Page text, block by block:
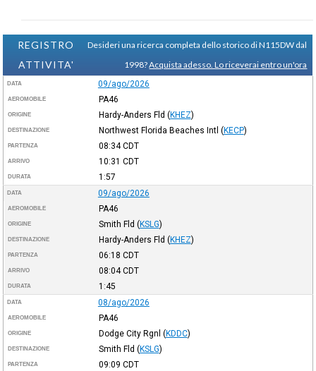
REGISTRO
ATTIVITA'
Desideri una ricerca completa dello storico di N115DW dal
1998?Acquista adesso. Lo riceverai entro un'ora
DATA 09/ago/2026
AEROMOBILE PA46
ORIGINE Hardy-Anders Fld (KHEZ)
DESTINAZIONE Northwest Florida Beaches Intl (KECP)
PARTENZA 08:34CDT
ARRIVO 10:31 CDT
DURATA 1:57
DATA 09/ago/2026
AEROMOBILE PA46
ORIGINE Smith Fld (KSLG)
DESTINAZIONE Hardy-Anders Fld (KHEZ)
PARTENZA 06:18 CDT
ARRIVO 08:04CDT
DURATA 1:45
DATA 08/ago/2026
AEROMOBILE PA46
ORIGINE Dodge City Rgnl (KDDC)
DESTINAZIONE Smith Fld (KSLG)
PARTENZA 09:09 CDT